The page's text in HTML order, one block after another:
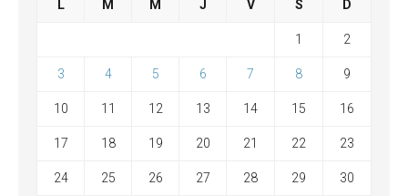
L M M J V S D
1 2
3 4 5 6 7 8 9
10 11 12 13 14 15 16
17 18 19 20 21 22 23
24 25 26 27 28 29 30